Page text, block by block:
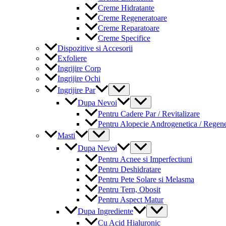
Creme Hidratante
Creme Regeneratoare
Creme Reparatoare
Creme Specifice
Dispozitive si Accesorii
Exfoliere
Ingrijire Corp
Ingrijire Ochi
Ingrijire Par
Menu
Toggle
Dupa Nevoi
Menu
Toggle
Pentru Cadere Par / Revitalizare
Pentru Alopecie Androgenetica /
Masti
Menu
Toggle
Dupa Nevoi
Menu
Toggle
Pentru Acnee si Imperfectiuni
Pentru Deshidratare
Pentru Pete Solare si Melasma
Pentru Tern, Obosit
Pentru Aspect Matur
Dupa Ingrediente
Menu
Toggle
Cu Acid Hialuronic